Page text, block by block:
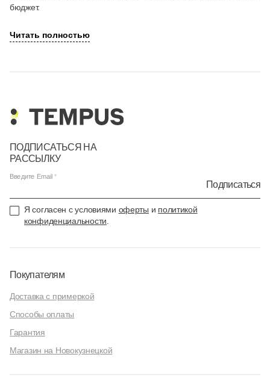
бюджет.
Читать полностью
ПОДПИСАТЬСЯ НА
РАССЫЛКУ
Введите Email
Подписаться
Я согласен с условиями оферты и политикой
конфиденциальности
Покупателям
Доставка с примеркой
Способы оплаты
Гарантия
Магазин на Новокузнецкой